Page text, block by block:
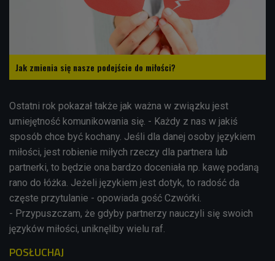
Jak zmienia się nasze podejście do miłości?
Ostatni rok pokazał także jak ważna w związku jest
umiejętność komunikowania się. - Każdy z nas w jakiś
sposób chce być kochany. Jeśli dla danej osoby językiem
miłości, jest robienie miłych rzeczy dla partnera lub
partnerki, to będzie ona bardzo doceniała np. kawę podaną
rano do łóżka. Jeżeli językiem jest dotyk, to radość da
częste przytulanie - opowiada gość Czwórki.
- Przypuszczam, że gdyby partnerzy nauczyli się swoich
języków miłości, uniknęliby wielu raf.
POSŁUCHAJ